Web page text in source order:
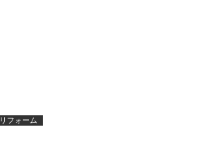
リフォーム